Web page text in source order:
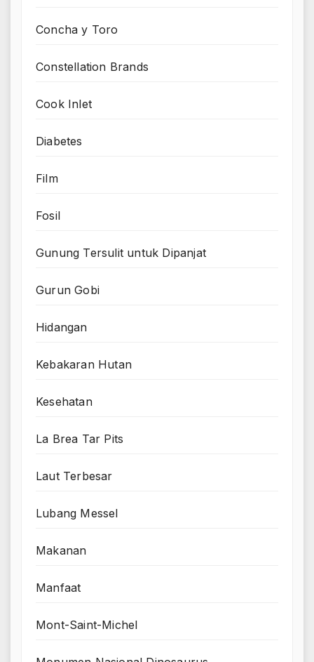
Concha y Toro
Constellation Brands
Cook Inlet
Diabetes
Film
Fosil
Gunung Tersulit untuk Dipanjat
Gurun Gobi
Hidangan
Kebakaran Hutan
Kesehatan
La Brea Tar Pits
Laut Terbesar
Lubang Messel
Makanan
Manfaat
Mont-Saint-Michel